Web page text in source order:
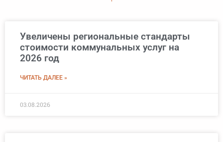
Увеличены региональные стандарты
стоимости коммунальных услуг на
2026 год
ЧИТАТЬ ДАЛЕЕ »
03.08.2026